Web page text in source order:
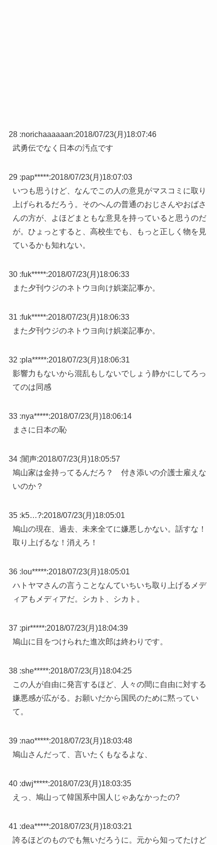
28 :norichaaaaaan:2018/07/23(月)18:07:46
武勇伝でなく日本の汚点です
29 :pap*****:2018/07/23(月)18:07:03
いつも思うけど、なんでこの人の意見がマスコミに取り
上げられるだろう。そのへんの普通のおじさんやおばさ
んの方が、よほどまともな意見を持っていると思うのだ
が。ひょっとすると、高校生でも、もっと正しく物を見
ているかも知れない。
30 :fuk*****:2018/07/23(月)18:06:33
また夕刊ウジのネトウヨ向け娯楽記事か。
31 :fuk*****:2018/07/23(月)18:06:33
また夕刊ウジのネトウヨ向け娯楽記事か。
32 :pla*****:2018/07/23(月)18:06:31
影響力もないから混乱もしないでしょう静かにしてろっ
てのは同感
33 :nya*****:2018/07/23(月)18:06:14
まさに日本の恥
34 :闇声:2018/07/23(月)18:05:57
鳩山家は金持ってるんだろ？ 付き添いの介護士雇えな
いのか？
35 :k5…?:2018/07/23(月)18:05:01
鳩山の現在、過去、未来全てに嫌悪しかない。話すな！
取り上げるな！消えろ！
36 : lou*****:2018/07/23(月)18:05:01
ハトヤマさんの言うことなんていちいち取り上げるメデ
ィアもメディアだ。シカト、シカト。
37 :pir*****:2018/07/23(月)18:04:39
鳩山に目をつけられた進次郎は終わりです。
38 :she*****:2018/07/23(月)18:04:25
この人が自由に発言するほど、人々の間に自由に対する
嫌悪感が広がる。お願いだから国民のために黙ってい
て。
39 :nao*****:2018/07/23(月)18:03:48
鳩山さんだって、言いたくもなるよな、
40 :dwj*****:2018/07/23(月)18:03:35
えっ、鳩山って韓国系中国人じゃあなかったの?
41 :dea*****:2018/07/23(月)18:03:21
誇るほどのものでも無いだろうに。元から知ってたけど